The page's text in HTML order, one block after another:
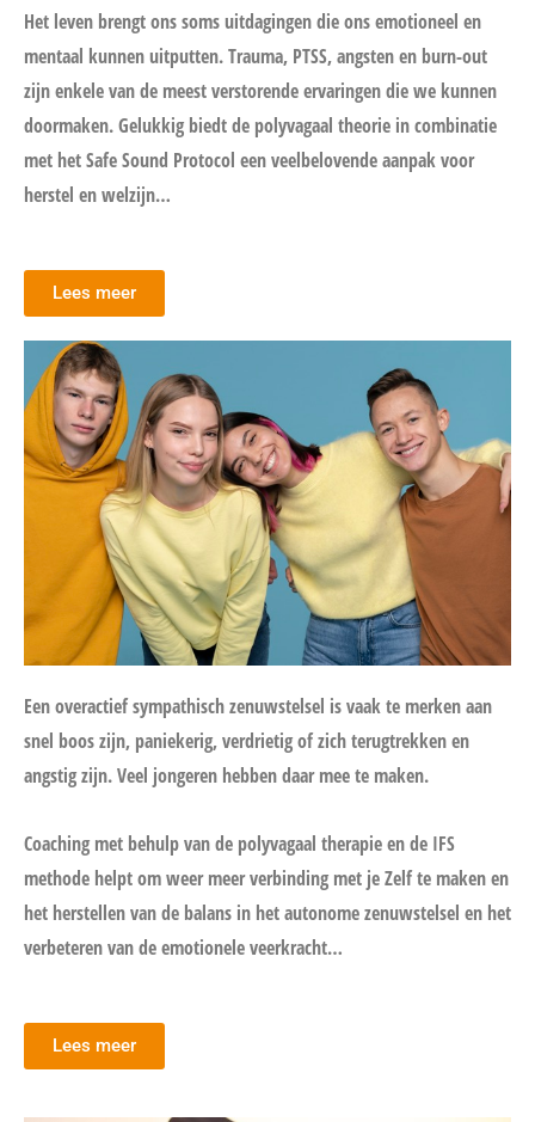
Het leven brengt ons soms uitdagingen die ons emotioneel en
mentaal kunnen uitputten. Trauma, PTSS, angsten en burn-out
zijn enkele van de meest verstorende ervaringen die we kunnen
doormaken. Gelukkig biedt de polyvagaal theorie in combinatie
met het Safe Sound Protocol een veelbelovende aanpak voor
herstel en welzijn…
Lees meer
Een overactief sympathisch zenuwstelsel is vaak te merken aan
snel boos zijn, paniekerig, verdrietig of zich terugtrekken en
angstig zijn. Veel jongeren hebben daar mee te maken.
Coaching met behulp van de polyvagaal therapie en de IFS
methode helpt om weer meer verbinding met je Zelf te maken en
het herstellen van de balans in het autonome zenuwstelsel en het
verbeteren van de emotionele veerkracht…
Lees meer